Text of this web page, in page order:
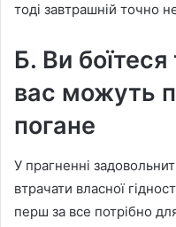
тоді завтрашній точно
Б. Ви
вас можуть
погане
У прагненні
втрачати власної
перш за все потрібно